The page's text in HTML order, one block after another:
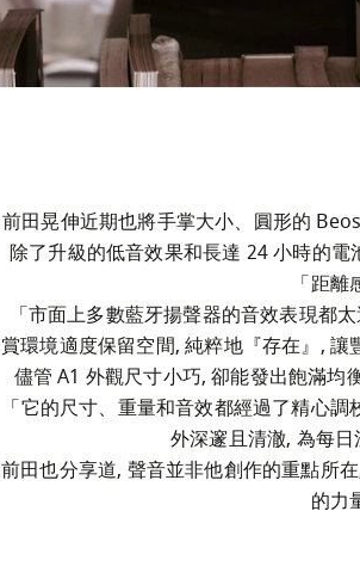
前田晃伸近期也將手掌大小、圓形的
除了升級的低音效果和長達 24 小時的
「距離
「市面上多數藍牙揚聲器的音效表現都
賞環境適度保留空間, 純粹地『存在』, 讓
儘管 A1 外觀尺寸小巧, 卻能發出飽滿均
「它的尺寸、重量和音效都經過了精心
外深邃且清澈, 為每日
前田也分享道, 聲音並非他創作的重點所
的力